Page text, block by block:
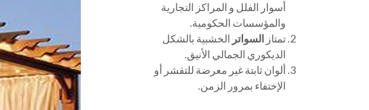
أسوار الفلل و المراكز التجارية
والمؤسسات الحكومية.
تمتاز السواتر الخشبية بالشكل
الديكوري الجمالي الأنيق.
ألوان ثابتة غير معرضة للتقشر أو
الإختفاء بمرور الزمن.